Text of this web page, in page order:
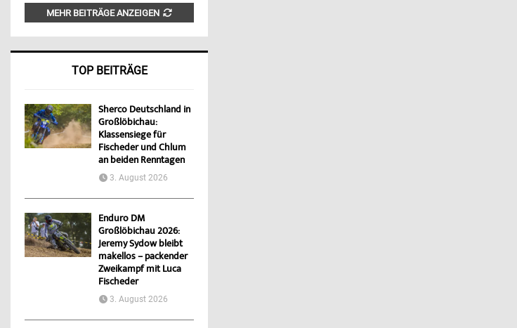
MEHR BEITRÄGE ANZEIGEN
TOP BEITRÄGE
Sherco Deutschland in
Großlöbichau:
Klassensiege für
Fischeder und Chlum
an beiden Renntagen
3. August 2026
Enduro DM
Großlöbichau 2026:
Jeremy Sydow bleibt
makellos – packender
Zweikampf mit Luca
Fischeder
3. August 2026